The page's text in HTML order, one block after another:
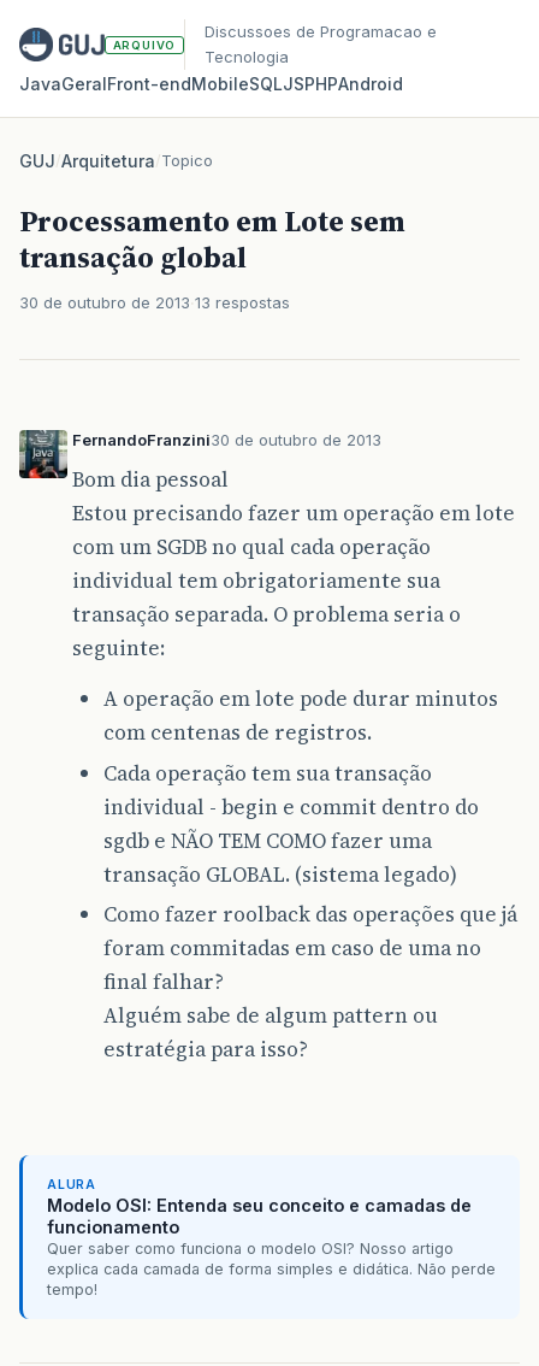
ARQUIVO
Discussoes de Programacao e
Tecnologia
JavaGeralFront‑endMobileSQLJSPHPAndroid
GUJ/Arquitetura/Topico
Processamento em Lote sem
transação global
30 de outubro de 2013 13 respostas
FernandoFranzini30 de outubro de 2013
Bom dia pessoal
Estou precisando fazer um operação em lote
com um SGDB no qual cada operação
individual tem obrigatoriamente sua
transação separada. O problema seria o
seguinte:
A operação em lote pode durar minutos
com centenas de registros.
Cada operação tem sua transação
individual - begin e commit dentro do
sgdb e NÃO TEM COMO fazer uma
transação GLOBAL. (sistema legado)
Como fazer roolback das operações que já
foram commitadas em caso de uma no
final falhar?
Alguém sabe de algum pattern ou
estratégia para isso?
ALURA
Modelo OSI: Entenda seu conceito e camadas de
funcionamento
Quer saber como funciona o modelo OSI? Nosso artigo
explica cada camada de forma simples e didática. Não perde
tempo!